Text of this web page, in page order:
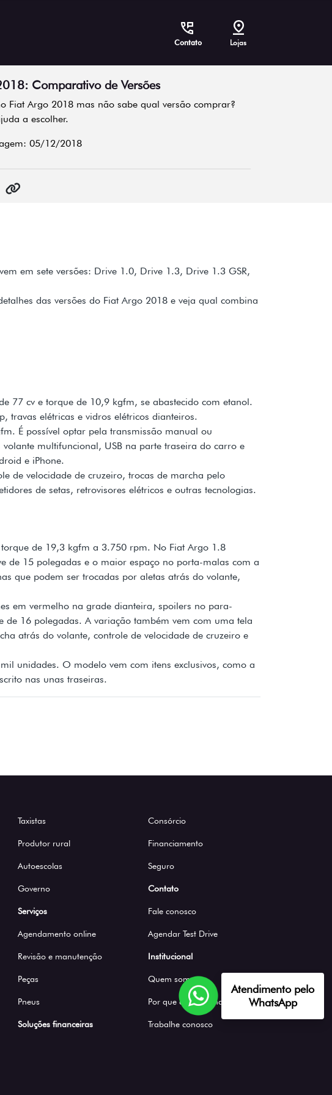
Contato Lojas
Comparativo de Versões
Fiat Argo 2018 mas não sabe qual versão comprar?
a escolher.
05/12/2018
em sete versões: Drive 1.0, Drive 1.3, Drive 1.3 GSR,
das versões do Fiat Argo 2018 e veja qual combina
77 cv e torque de 10,9 kgfm, se abastecido com etanol.
travas elétricas e vidros elétricos dianteiros.
É possível optar pela transmissão manual ou
multifuncional, USB na parte traseira do carro e
e iPhone.
de velocidade de cruzeiro, trocas de marcha pelo
de setas, retrovisores elétricos e outras tecnologias.
de 19,3 kgfm a 3.750 rpm. No Fiat Argo 1.8
de 15 polegadas e o maior espaço no porta-malas com a
que podem ser trocadas por aletas atrás do volante,
em vermelho na grade dianteira, spoilers no para-
16 polegadas. A variação também vem com uma tela
atrás do volante, controle de velocidade de cruzeiro e
unidades. O modelo vem com itens exclusivos, como a
nas unas traseiras.
Taxistas
Produtor rural
Autoescolas
Governo
Serviços
Agendamento online
Revisão e manutenção
Peças
Pneus
Soluções financeiras
Consórcio
Financiamento
Seguro
Contato
Fale conosco
Agendar Test Drive
Institucional
Quem somos
Por que comprar na Saga
Trabalhe conosco
Atendimento pelo
WhatsApp